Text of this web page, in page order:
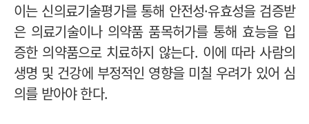
이는 신의료기술평가를 통해 안전성·유효성을 검증받
은 의료기술이나 의약품 품목허가를 통해 효능을 입
증한 의약품으로 치료하지 않는다. 이에 따라 사람의
생명 및 건강에 부정적인 영향을 미칠 우려가 있어 심
의를 받아야 한다.